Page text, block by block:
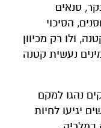
סנאים
הסיכוי
ולו רק מכיוון
נעשית קטנה
נהגו למקם
יגיעו לחיות